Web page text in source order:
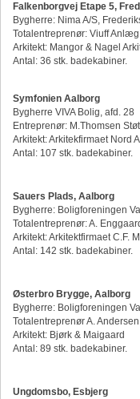
Falkenborgvej Etape 5,
Bygherre: Nima A/S,
Totalentreprenør: Viuff Anlæg
Arkitekt: Mangor & Nagel
Antal: 36 stk. badekabiner.
Symfonien Aalborg
Bygherre VIVA Bolig, afd. 28
Entreprenør: M.Thomsen
Arkitekt: Arkitekfirmaet Nord
Antal: 107 stk. badekabiner.
Sauers Plads, Aalborg
Bygherre: Boligforeningen
Totalentreprenør: A.
Arkitekt: Arkitektfirmaet C.F.
Antal: 142 stk. badekabiner.
Østerbro Brygge, Aalborg
Bygherre: Boligforeningen
Totalentreprenør A.
Arkitekt: Bjørk & Maigaard
Antal: 89 stk. badekabiner.
Ungdomsbo, Esbjerg